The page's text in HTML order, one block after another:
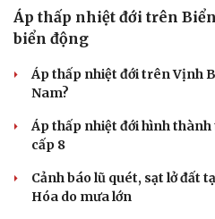
Áp thấp nhiệt đới trên
biển động
Áp thấp nhiệt đới trên Vịnh
Nam?
Áp thấp nhiệt đới hình
cấp 8
Cảnh báo lũ quét, sạt lở đất
Hóa do mưa lớn